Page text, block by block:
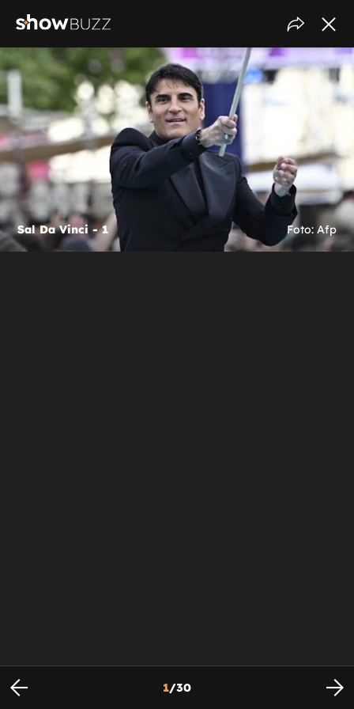
Sal Da Vinci - 1 Foto: Afp
1/30